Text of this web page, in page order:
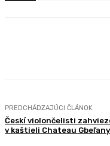
PREDCHÁDZAJÚCI ČLÁNOK
Českí violončelisti
v kaštieli Chateau Gbeľany